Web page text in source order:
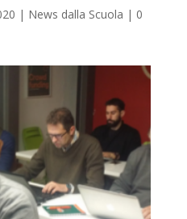
| News dalla Scuola | 0